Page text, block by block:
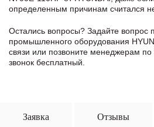
определенным причинам считался
Остались вопросы? Задайте вопрос
промышленного оборудования
связи или позвоните менеджерам по
звонок бесплатный.
Заявка Отзывы